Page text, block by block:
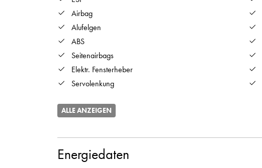
Airbag
Alufelgen
ABS
Seitenairbags
Elektr. Fensterheber
Servolenkung
ALLE ANZEIGEN
Energiedaten